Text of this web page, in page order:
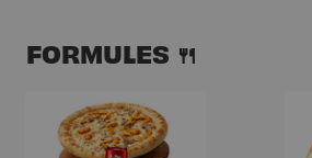
FORMULES 🍴